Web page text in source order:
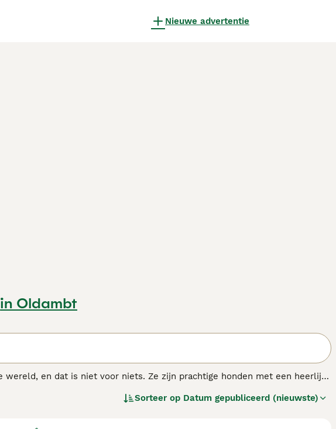
Nieuwe advertentie
in Oldambt
wereld, en dat is niet voor niets. Ze zijn prachtige honden met een heerlijk
hij een geweldige persoonlijkheid en is hij altijd klaar om op pad te gaan
Sorteer op Datum gepubliceerd (nieuwste)